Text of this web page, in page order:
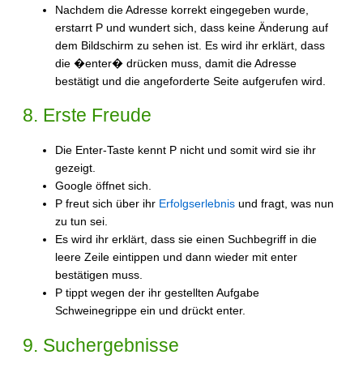
Nachdem die Adresse korrekt eingegeben wurde,
erstarrt P und wundert sich, dass keine Änderung auf
dem Bildschirm zu sehen ist. Es wird ihr erklärt, dass
die �enter� drücken muss, damit die Adresse
bestätigt und die angeforderte Seite aufgerufen wird.
8. Erste Freude
Die Enter-Taste kennt P nicht und somit wird sie ihr
gezeigt.
Google öffnet sich.
P freut sich über ihr Erfolgserlebnis und fragt, was nun
zu tun sei.
Es wird ihr erklärt, dass sie einen Suchbegriff in die
leere Zeile eintippen und dann wieder mit enter
bestätigen muss.
P tippt wegen der ihr gestellten Aufgabe
Schweinegrippe ein und drückt enter.
9. Suchergebnisse